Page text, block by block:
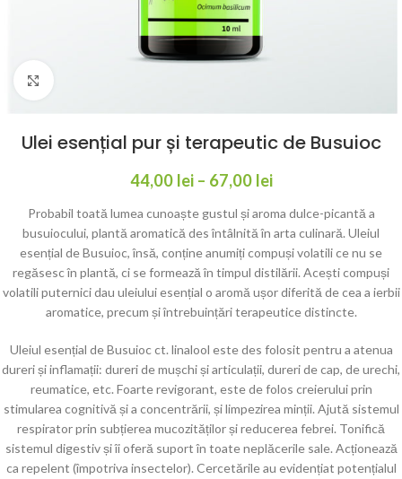
Ulei esențial pur și terapeutic de Busuioc
44,00 lei – 67,00 lei
Probabil toată lumea cunoaște gustul și aroma dulce-picantă a
busuiocului, plantă aromatică des întâlnită în arta culinară. Uleiul
esențial de Busuioc, însă, conține anumiți compuși volatili ce nu se
regăsesc în plantă, ci se formează în timpul distilării. Acești compuși
volatili puternici dau uleiului esențial o aromă ușor diferită de cea a ierbii
aromatice, precum și întrebuințări terapeutice distincte.
Uleiul esențial de Busuioc ct. linalool este des folosit pentru a atenua
dureri și inflamații: dureri de mușchi și articulații, dureri de cap, de urechi,
reumatice, etc. Foarte revigorant, este de folos creierului prin
stimularea cognitivă și a concentrării, și limpezirea minții. Ajută sistemul
respirator prin subțierea mucozităților și reducerea febrei. Tonifică
sistemul digestiv și îi oferă suport în toate neplăcerile sale. Acționează
ca repelent (împotriva insectelor). Cercetările au evidențiat potențialul